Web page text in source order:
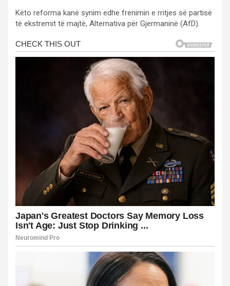
Këto reforma kanë synim edhe frenimin e rritjes së partisë
të ekstremit të majtë, Alternativa për Gjermaninë (AfD).